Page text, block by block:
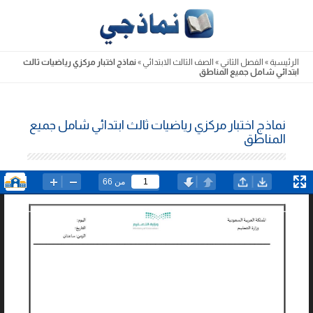
Skip
to
content
الرئيسية » الفصل الثاني » الصف الثالث الابتدائي »نماذج اختبار مركزي رياضيات ثالث
ابتدائي شامل جميع المناطق
نماذج اختبار مركزي رياضيات ثالث ابتدائي شامل جميع
المناطق